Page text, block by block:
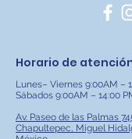
Horario de
Lunes– Viernes 9:00AM –
Sábados 9:00AM – 14:00
Av. Paseo de las Palmas
Chapultepec, Miguel